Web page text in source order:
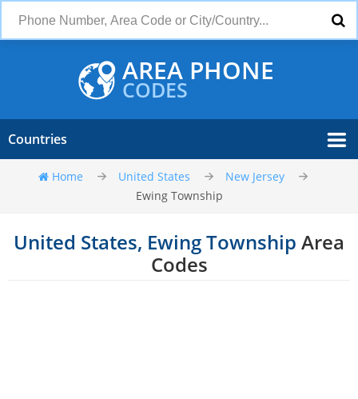
AREA PHONE
CODES
Countries
Home United States
New Jersey
Ewing Township
United States, Ewing Township Area
Codes